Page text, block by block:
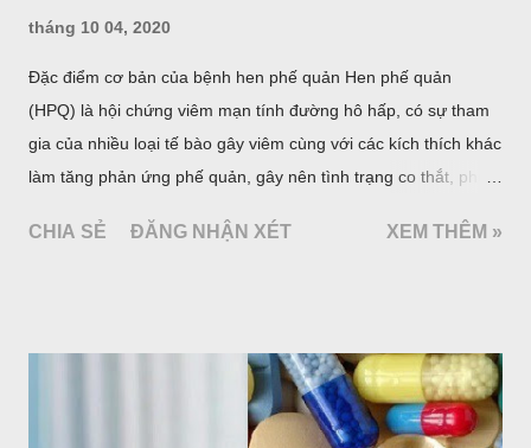
tháng 10 04, 2020
Đặc điểm cơ bản của bệnh hen phế quản Hen phế quản
(HPQ) là hội chứng viêm mạn tính đường hô hấp, có sự tham
gia của nhiều loại tế bào gây viêm cùng với các kích thích khác
làm tăng phản ứng phế quản, gây nên tình trạng co thắt, phù
lâm sàng của HPQ là cơn khó thở khò khè, chủ yếu là khó thở
CHIA SẺ ĐĂNG NHẬN XÉT XEM THÊM »